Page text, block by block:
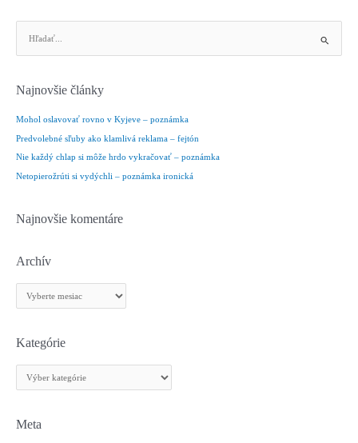
a
:
Najnovšie články
Mohol oslavovať rovno v Kyjeve – poznámka
Predvolebné sľuby ako klamlivá reklama – fejtón
Nie každý chlap si môže hrdo vykračovať – poznámka
Netopierožrúti si vydýchli – poznámka ironická
Najnovšie komentáre
Archív
r
h
Kategórie
a
eMeta